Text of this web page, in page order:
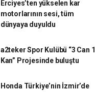
Erciyes’ten yükselen kar
motorlarının sesi, tüm
dünyaya duyuldu
a2teker Spor Kulübü “3 Can 1
Kan” Projesinde buluştu
Honda Türkiye’nin İzmir’de